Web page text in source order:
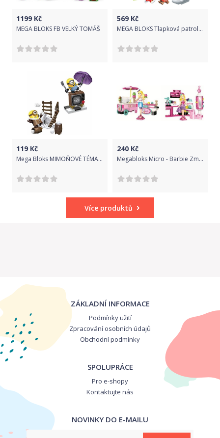
1199 Kč
MEGA BLOKS FB VELKÝ TOMÁŠ
569 Kč
MEGA BLOKS Tlapková patrola Marshallův hasičský vůz
119 Kč
Mega Bloks MIMOŇOVÉ TÉMATICKÉ POSTAVIČKY
240 Kč
Megabloks Micro - Barbie Zmrzlinářský vůz / módní salón, cena za jeden kus
Více produktů
ZÁKLADNÍ INFORMACE
Podmínky užití
Zpracování osobních údajů
Obchodní podmínky
SPOLUPRÁCE
Pro e-shopy
Kontaktujte nás
NOVINKY DO E-MAILU